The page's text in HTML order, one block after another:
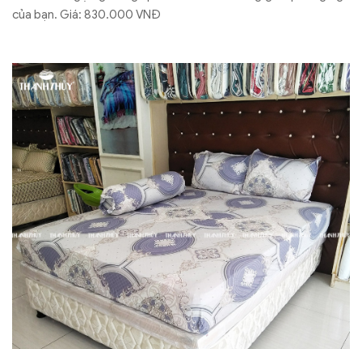
của bạn. Giá: 830.000 VNĐ